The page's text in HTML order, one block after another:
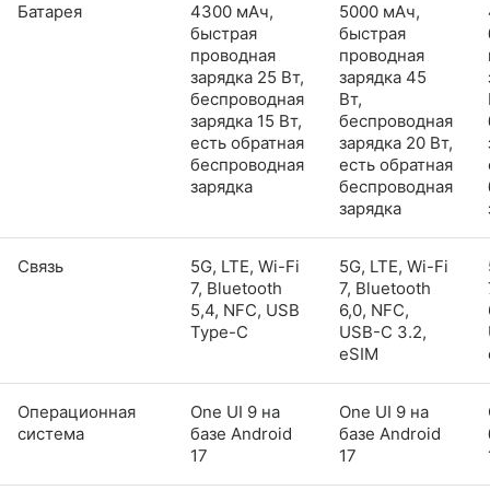
Батарея
4300 мАч,
быстрая
проводная
зарядка 25 Вт,
беспроводная
зарядка 15 Вт,
есть обратная
беспроводная
зарядка
5000 мАч,
быстрая
проводная
зарядка 45
Вт,
беспроводная
зарядка 20 Вт,
есть обратная
беспроводная
зарядка
Связь
5G, LTE, Wi-Fi
7, Bluetooth
5,4, NFC, USB
Type-C
5G, LTE, Wi-Fi
7, Bluetooth
6,0, NFC,
USB-C 3.2,
eSIM
Операционная
система
One UI 9 на
базе Android
17
One UI 9 на
базе Android
17